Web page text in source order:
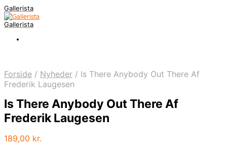
Gallerista
Gallerista
Forside / Nyheder / Is There Anybody Out There Af
Frederik Laugesen
Is There Anybody Out There Af
Frederik Laugesen
189,00 kr.